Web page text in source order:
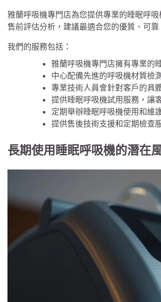
雅蘭呼吸機專門店為您提供專業的睡眠呼
售前評估分析，建議最適合您的優質、可
我們的服務包括：
雅蘭呼吸機專門店擁有專業的
中心配備先進的呼吸機材質檢
專業技術人員會針對客戶的具
提供睡眠呼吸機試用服務，讓
定期舉辦睡眠呼吸機使用和維
提供售後技術支援和定期檢查
長期使用睡眠呼吸機的潛在